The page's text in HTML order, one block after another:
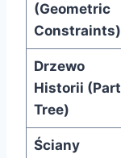
(Geometric
Constraints)
Drzewo
Historii (Part
Tree)
Ściany